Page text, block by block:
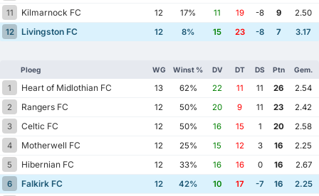
11
Kilmarnock FC 12 17% 11 19 -8 9
2.50
12
Livingston FC 12 8% 15 23 -8 7 3.17
Ploeg WG Winst % DV DT DS Ptn Gem.
1 Heart of Midlothian FC 13 62% 22 11 11 26
2.54
2
Rangers FC 12 50% 20 9 11 23
2.42
3
Celtic FC 12 50% 16 15 1 20
2.58
4
Motherwell FC 12 25% 15 12 3 16
2.25
5
Hibernian FC 12 33% 16 16 0 16
2.67
6
Falkirk FC 12 42% 10 17 -7 16
2.25